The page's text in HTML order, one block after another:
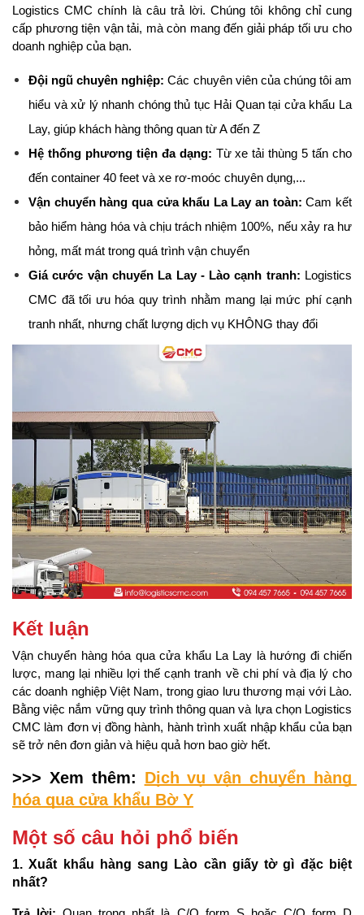
Logistics CMC chính là câu trả lời. Chúng tôi không chỉ cung
cấp phương tiện vận tải, mà còn mang đến giải pháp tối ưu cho
doanh nghiệp của bạn.
Đội ngũ chuyên nghiệp: Các chuyên viên của chúng tôi am
hiểu và xử lý nhanh chóng thủ tục Hải Quan tại cửa khẩu La
Lay, giúp khách hàng thông quan từ A đến Z
Hệ thống phương tiện đa dạng: Từ xe tải thùng 5 tấn cho
đến container 40 feet và xe rơ-moóc chuyên dụng,...
Vận chuyển hàng qua cửa khẩu La Lay an toàn: Cam kết
bảo hiểm hàng hóa và chịu trách nhiệm 100%, nếu xảy ra hư
hỏng, mất mát trong quá trình vận chuyển
Giá cước vận chuyển La Lay - Lào cạnh tranh: Logistics
CMC đã tối ưu hóa quy trình nhằm mang lại mức phí cạnh
tranh nhất, nhưng chất lượng dịch vụ KHÔNG thay đổi
Kết luận
Vận chuyển hàng hóa qua cửa khẩu La Lay là hướng đi chiến
lược, mang lại nhiều lợi thế cạnh tranh về chi phí và địa lý cho
các doanh nghiệp Việt Nam, trong giao lưu thương mại với Lào.
Bằng việc nắm vững quy trình thông quan và lựa chọn Logistics
CMC làm đơn vị đồng hành, hành trình xuất nhập khẩu của bạn
sẽ trở nên đơn giản và hiệu quả hơn bao giờ hết.
>>> Xem thêm: Dịch vụ vận chuyển hàng
hóa qua cửa khẩu Bờ Y
Một số câu hỏi phổ biến
1. Xuất khẩu hàng sang Lào cần giấy tờ gì đặc biệt
nhất?